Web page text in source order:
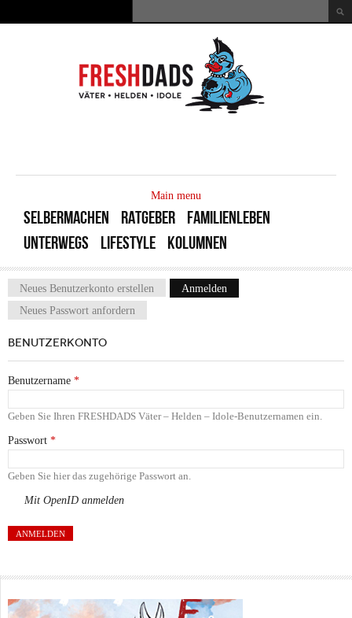
Suchformular
Main menu
SELBERMACHEN RATGEBER
FAMILIENLEBEN
UNTERWEGS
LIFESTYLE KOLUMNEN
Haupt-Reiter
Neues Benutzerkonto erstellen Anmelden
Neues Passwort anfordern
BENUTZERKONTO
Benutzername *
Geben Sie Ihren FRESHDADS Väter – Helden – Idole-Benutzernamen ein.
Passwort *
Geben Sie hier das zugehörige Passwort an.
Mit OpenID anmelden